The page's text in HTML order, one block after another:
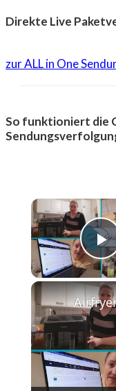
Direkte Live
zur ALL in One
So funktioniert die